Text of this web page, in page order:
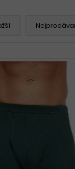
KALHOTKY